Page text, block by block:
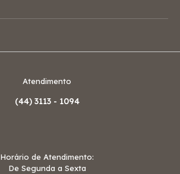
Atendimento
(44) 3113 - 1094
Horário de Atendimento:
De Segunda a Sexta